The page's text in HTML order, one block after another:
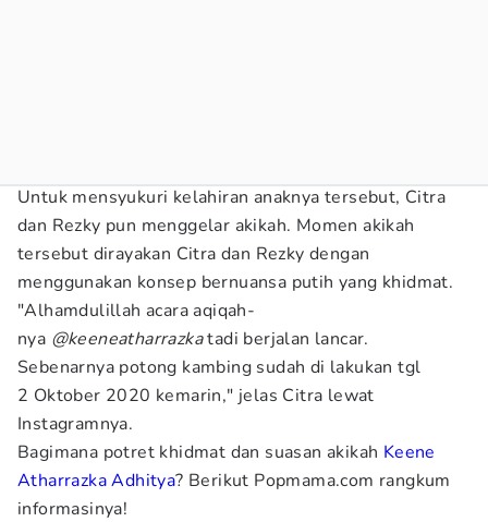
Untuk mensyukuri kelahiran anaknya tersebut, Citra
dan Rezky pun menggelar akikah. Momen akikah
tersebut dirayakan Citra dan Rezky dengan
menggunakan konsep bernuansa putih yang khidmat.
"Alhamdulillah acara aqiqah-
nya @keeneatharrazkatadi berjalan lancar.
Sebenarnya potong kambing sudah di lakukan tgl
2 Oktober 2020 kemarin," jelas Citra lewat
Instagramnya.
Bagimana potret khidmat dan suasan akikah Keene
Atharrazka Adhitya? Berikut Popmama.com rangkum
informasinya!